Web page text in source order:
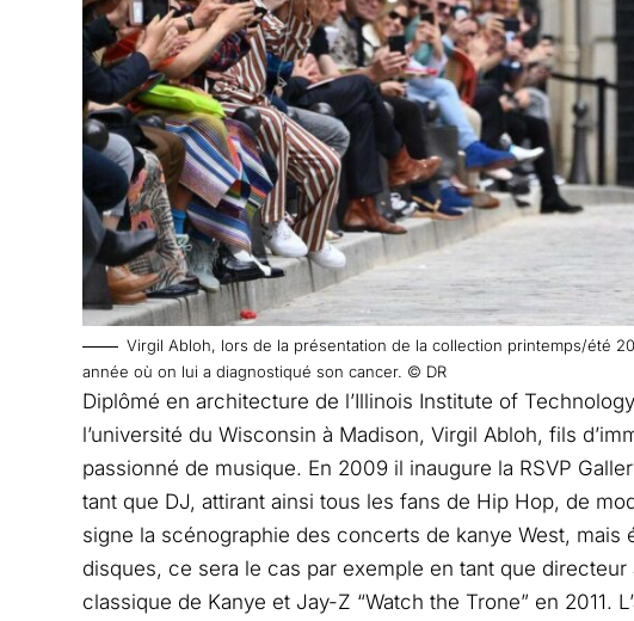
Virgil Abloh, lors de la présentation de la collection printemps/été
année où on lui a diagnostiqué son cancer. © DR
Diplômé en architecture de l’Illinois Institute of
l’université du Wisconsin à Madison, Virgil Abloh, fils
passionné de musique. En 2009 il inaugure la RSVP
tant que DJ, attirant ainsi tous les fans de Hip Hop, de
signe la scénographie des concerts de kanye West, mais
disques, ce sera le cas par exemple en tant que
classique de Kanye et Jay-Z “Watch the Trone” en 2011.